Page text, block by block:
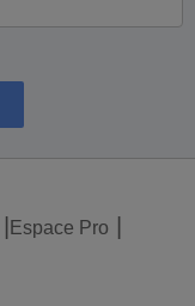
Espace Pro